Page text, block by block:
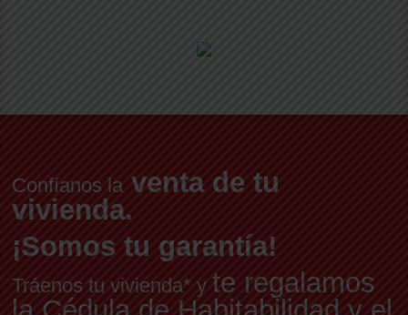
Confíanos la venta de tu
vivienda.
¡Somos tu garantía!
Tráenos tu vivienda* yte regalamos